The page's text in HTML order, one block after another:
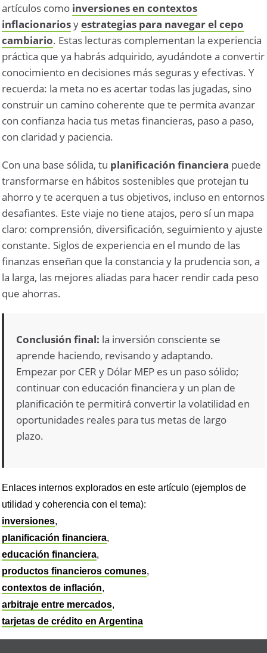
artículos como inversiones en contextos
inflacionariosyestrategias para navegar el cepo
cambiario. Estas lecturas complementan la experiencia
práctica que ya habrás adquirido, ayudándote a convertir
conocimiento en decisiones más seguras y efectivas. Y
recuerda: la meta no es acertar todas las jugadas, sino
construir un camino coherente que te permita avanzar
con confianza hacia tus metas financieras, paso a paso,
con claridad y paciencia.
Con una base sólida, tu planificación financiera puede
transformarse en hábitos sostenibles que protejan tu
ahorro y te acerquen a tus objetivos, incluso en entornos
desafiantes. Este viaje no tiene atajos, pero sí un mapa
claro: comprensión, diversificación, seguimiento y ajuste
constante. Siglos de experiencia en el mundo de las
finanzas enseñan que la constancia y la prudencia son, a
la larga, las mejores aliadas para hacer rendir cada peso
que ahorras.
Conclusión final: la inversión consciente se
aprende haciendo, revisando y adaptando.
Empezar por CER y Dólar MEP es un paso sólido;
continuar con educación financiera y un plan de
planificación te permitirá convertir la volatilidad en
oportunidades reales para tus metas de largo
plazo.
Enlaces internos explorados en este artículo (ejemplos de
utilidad y coherencia con el tema):
inversiones,
planificación financiera,
educación financiera,
productos financieros comunes,
contextos de inflación,
arbitraje entre mercados,
tarjetas de crédito en Argentina